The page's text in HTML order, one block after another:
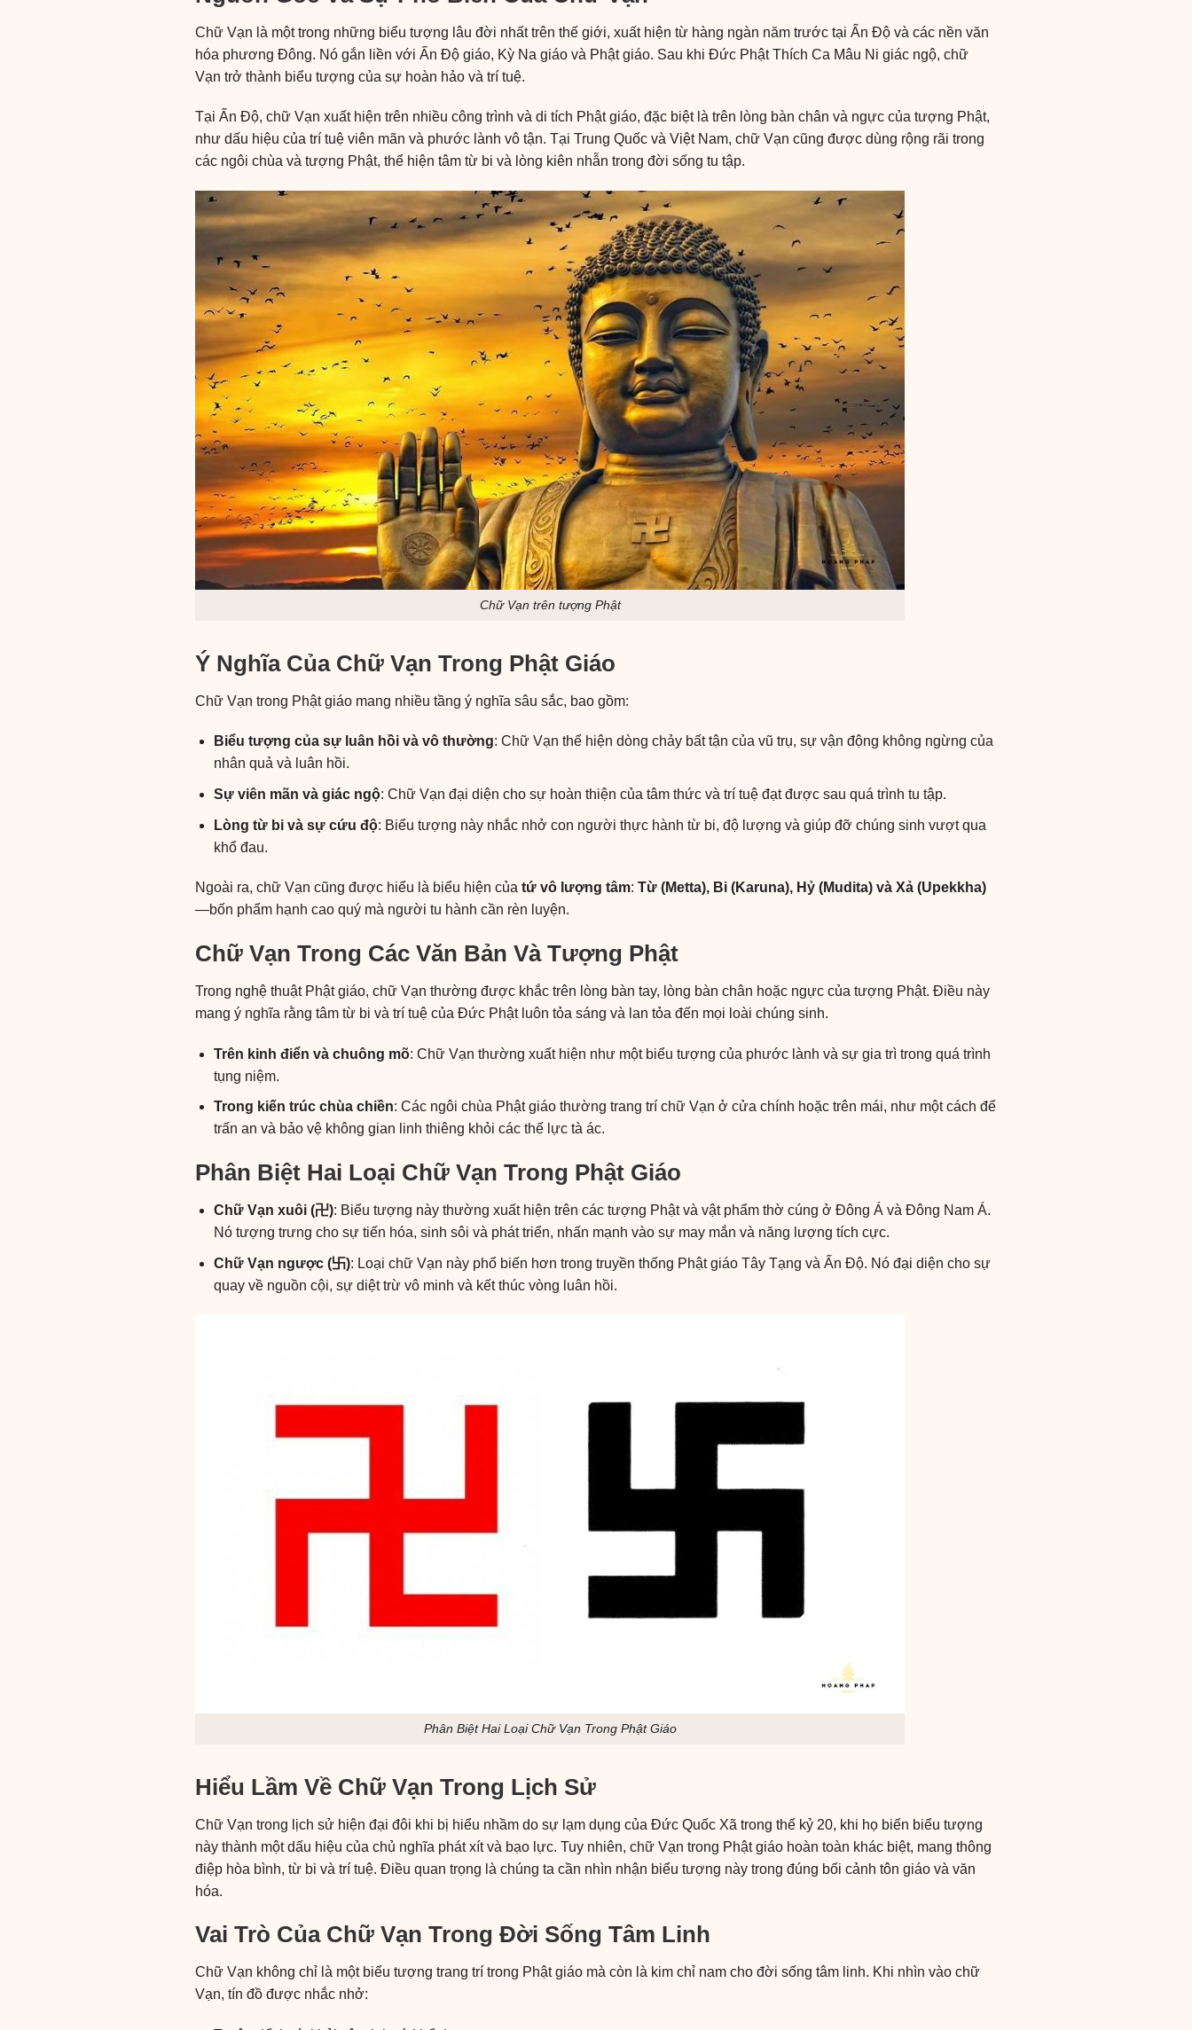
Chữ Vạn là một trong những biểu tượng lâu đời nhất trên thế giới, xuất hiện từ hàng ngàn năm trước tại Ấn Độ và các nền văn
hóa phương Đông. Nó gắn liền với Ấn Độ giáo, Kỳ Na giáo và Phật giáo. Sau khi Đức Phật Thích Ca Mâu Ni giác ngộ, chữ
Vạn trở thành biểu tượng của sự hoàn hảo và trí tuệ.
Tại Ấn Độ, chữ Vạn xuất hiện trên nhiều công trình và di tích Phật giáo, đặc biệt là trên lòng bàn chân và ngực của tượng Phật,
như dấu hiệu của trí tuệ viên mãn và phước lành vô tận. Tại Trung Quốc và Việt Nam, chữ Vạn cũng được dùng rộng rãi trong
các ngôi chùa và tượng Phật, thể hiện tâm từ bi và lòng kiên nhẫn trong đời sống tu tập.
Chữ Vạn trên tượng Phật
Ý Nghĩa Của Chữ Vạn Trong Phật Giáo
Chữ Vạn trong Phật giáo mang nhiều tầng ý nghĩa sâu sắc, bao gồm:
Biểu tượng của sự luân hồi và vô thường: Chữ Vạn thể hiện dòng chảy bất tận của vũ trụ, sự vận động không ngừng của
nhân quả và luân hồi.
Sự viên mãn và giác ngộ: Chữ Vạn đại diện cho sự hoàn thiện của tâm thức và trí tuệ đạt được sau quá trình tu tập.
Lòng từ bi và sự cứu độ: Biểu tượng này nhắc nhở con người thực hành từ bi, độ lượng và giúp đỡ chúng sinh vượt qua
khổ đau.
Ngoài ra, chữ Vạn cũng được hiểu là biểu hiện củatứ vô lượng tâm:Từ (Metta), Bi (Karuna), Hỷ (Mudita) và Xả (Upekkha)
—bốn phẩm hạnh cao quý mà người tu hành cần rèn luyện.
Chữ Vạn Trong Các Văn Bản Và Tượng Phật
Trong nghệ thuật Phật giáo, chữ Vạn thường được khắc trên lòng bàn tay, lòng bàn chân hoặc ngực của tượng Phật. Điều này
mang ý nghĩa rằng tâm từ bi và trí tuệ của Đức Phật luôn tỏa sáng và lan tỏa đến mọi loài chúng sinh.
Trên kinh điển và chuông mõ: Chữ Vạn thường xuất hiện như một biểu tượng của phước lành và sự gia trì trong quá trình
tụng niệm.
Trong kiến trúc chùa chiền: Các ngôi chùa Phật giáo thường trang trí chữ Vạn ở cửa chính hoặc trên mái, như một cách để
trấn an và bảo vệ không gian linh thiêng khỏi các thế lực tà ác.
Phân Biệt Hai Loại Chữ Vạn Trong Phật Giáo
Chữ Vạn xuôi (卍): Biểu tượng này thường xuất hiện trên các tượng Phật và vật phẩm thờ cúng ở Đông Á và Đông Nam Á.
Nó tượng trưng cho sự tiến hóa, sinh sôi và phát triển, nhấn mạnh vào sự may mắn và năng lượng tích cực.
Chữ Vạn ngược (卐): Loại chữ Vạn này phổ biến hơn trong truyền thống Phật giáo Tây Tạng và Ấn Độ. Nó đại diện cho sự
quay về nguồn cội, sự diệt trừ vô minh và kết thúc vòng luân hồi.
Phân Biệt Hai Loại Chữ Vạn Trong Phật Giáo
Hiểu Lầm Về Chữ Vạn Trong Lịch Sử
Chữ Vạn trong lịch sử hiện đại đôi khi bị hiểu nhầm do sự lạm dụng của Đức Quốc Xã trong thế kỷ 20, khi họ biến biểu tượng
này thành một dấu hiệu của chủ nghĩa phát xít và bạo lực. Tuy nhiên, chữ Vạn trong Phật giáo hoàn toàn khác biệt, mang thông
điệp hòa bình, từ bi và trí tuệ. Điều quan trọng là chúng ta cần nhìn nhận biểu tượng này trong đúng bối cảnh tôn giáo và văn
hóa.
Vai Trò Của Chữ Vạn Trong Đời Sống Tâm Linh
Chữ Vạn không chỉ là một biểu tượng trang trí trong Phật giáo mà còn là kim chỉ nam cho đời sống tâm linh. Khi nhìn vào chữ
Vạn, tín đồ được nhắc nhở: